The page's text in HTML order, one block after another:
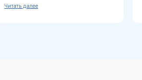
автомобиля Haval Jolion
Читать далее